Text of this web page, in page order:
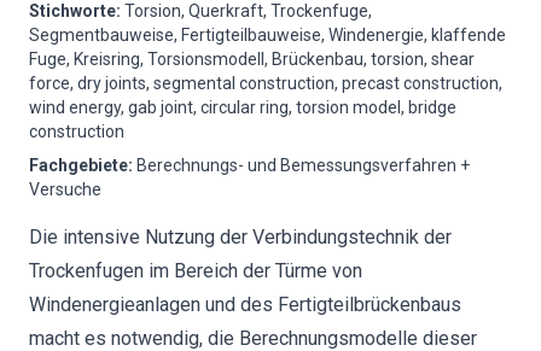
Stichworte: Torsion, Querkraft, Trockenfuge,
Segmentbauweise, Fertigteilbauweise, Windenergie, klaffende
Fuge, Kreisring, Torsionsmodell, Brückenbau, torsion, shear
force, dry joints, segmental construction, precast construction,
wind energy, gab joint, circular ring, torsion model, bridge
construction
Fachgebiete: Berechnungs- und Bemessungsverfahren +
Versuche
Die intensive Nutzung der Verbindungstechnik der
Trockenfugen im Bereich der Türme von
Windenergieanlagen und des Fertigteilbrückenbaus
macht es notwendig, die Berechnungsmodelle dieser